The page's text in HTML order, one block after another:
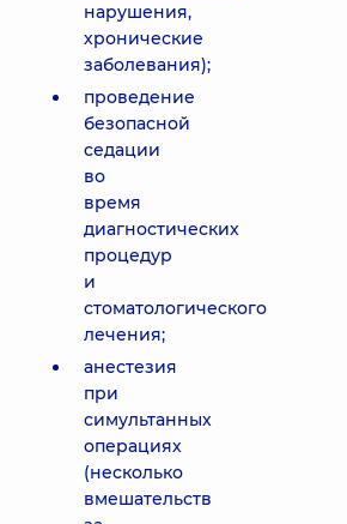
нарушения,
хронические
заболевания);
проведение
безопасной
седации
во
время
диагностических
процедур
и
стоматологического
лечения;
анестезия
при
симультанных
операциях
(несколько
вмешательств